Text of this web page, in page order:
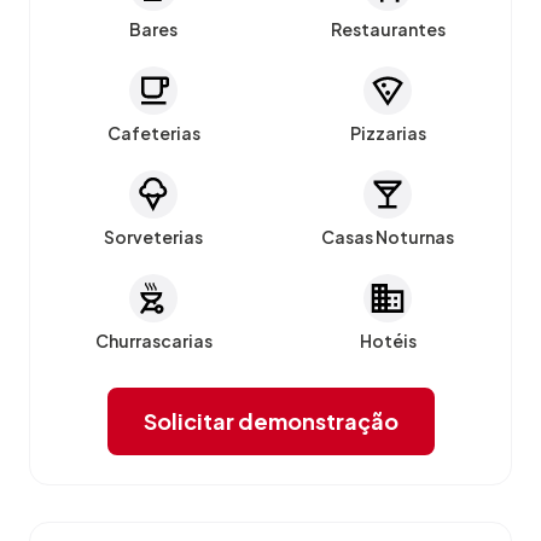
Bares Restaurantes
Cafeterias Pizzarias
Sorveterias Casas Noturnas
Churrascarias Hotéis
Solicitar demonstração